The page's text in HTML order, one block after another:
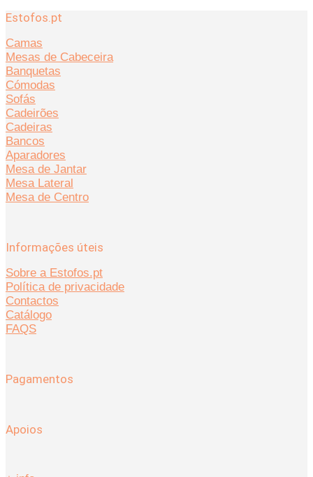
Estofos.pt
Camas
Mesas de Cabeceira
Banquetas
Cómodas
Sofás
Cadeirões
Cadeiras
Bancos
Aparadores
Mesa de Jantar
Mesa Lateral
Mesa de Centro
Informações úteis
Sobre a Estofos.pt
Política de privacidade
Contactos
Catálogo
FAQS
Pagamentos
Apoios